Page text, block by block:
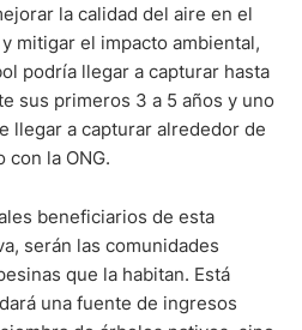
la calidad del aire en el
mitigar el impacto ambiental,
podría llegar a capturar hasta
sus primeros 3 a 5 años y uno
llegar a capturar alrededor de
con la ONG.
beneficiarios de esta
serán las comunidades
que la habitan. Está
una fuente de ingresos